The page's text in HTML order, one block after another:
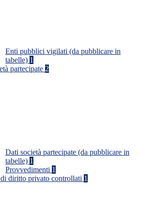
Enti pubblici vigilati (da pubblicare in
tabelle) 1
partecipate 2
Dati società partecipate (da pubblicare in
tabelle) 1
Provvedimenti 1
diritto privato controllati 1